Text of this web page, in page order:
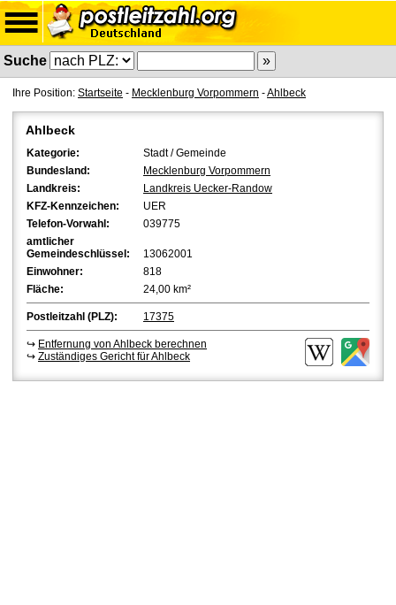
Suche
Ihre Position: Startseite - Mecklenburg Vorpommern -Ahlbeck
Ahlbeck
Kategorie:
Stadt / Gemeinde
Bundesland:
Mecklenburg Vorpommern
Landkreis:
Landkreis Uecker-Randow
KFZ-Kennzeichen:
UER
Telefon-Vorwahl:
039775
amtlicher
Gemeindeschlüssel:
13062001
Einwohner:
818
Fläche:
24,00 km²
Postleitzahl (PLZ): 17375
↪ Entfernung von Ahlbeck berechnen
↪ Zuständiges Gericht für Ahlbeck